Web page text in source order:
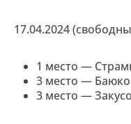
17.04.2024
1 место —
3 место —
3 место —